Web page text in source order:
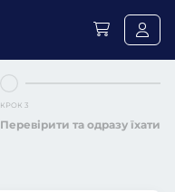
КРОК 3
Перевірити та одразу їхати